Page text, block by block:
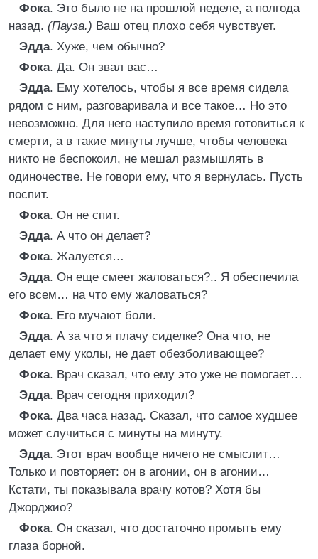
Фока. Это было не на прошлой неделе, а полгода
назад. (Пауза.) Ваш отец плохо себя чувствует.
Эдда. Хуже, чем обычно?
Фока. Да. Он звал вас…
Эдда. Ему хотелось, чтобы я все время сидела
рядом с ним, разговаривала и все такое… Но это
невозможно. Для него наступило время готовиться к
смерти, а в такие минуты лучше, чтобы человека
никто не беспокоил, не мешал размышлять в
одиночестве. Не говори ему, что я вернулась. Пусть
поспит.
Фока. Он не спит.
Эдда. А что он делает?
Фока. Жалуется…
Эдда. Он еще смеет жаловаться?.. Я обеспечила
его всем… на что ему жаловаться?
Фока. Его мучают боли.
Эдда. А за что я плачу сиделке? Она что, не
делает ему уколы, не дает обезболивающее?
Фока. Врач сказал, что ему это уже не помогает…
Эдда. Врач сегодня приходил?
Фока. Два часа назад. Сказал, что самое худшее
может случиться с минуты на минуту.
Эдда. Этот врач вообще ничего не смыслит…
Только и повторяет: он в агонии, он в агонии…
Кстати, ты показывала врачу котов? Хотя бы
Джорджио?
Фока. Он сказал, что достаточно промыть ему
глаза борной.